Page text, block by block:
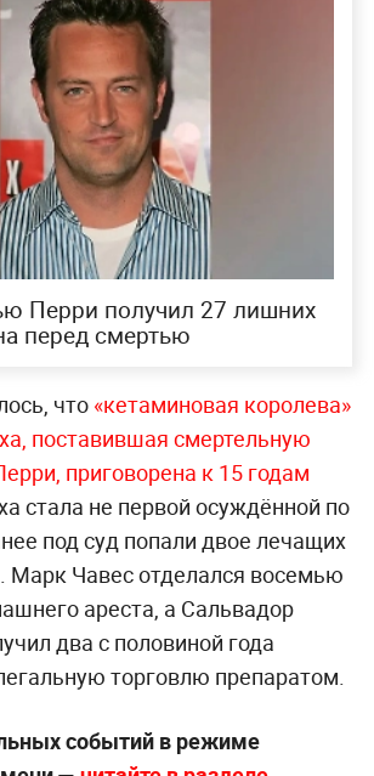
Перри получил 27 лишних
перед смертью
что «кетаминовая королева»
поставившая смертельную
приговорена к 15 годам
стала не первой осуждённой по
под суд попали двое лечащих
Марк Чавес отделался восемью
ареста, а Сальвадор
два с половиной года
торговлю препаратом.
событий в режиме